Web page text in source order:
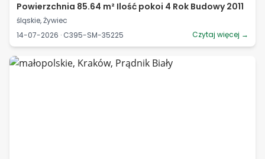
Powierzchnia 85.64 m² Ilość pokoi 4 Rok Budowy 2011
śląskie, Żywiec
14-07-2026 · C395-SM-35225
Czytaj więcej →